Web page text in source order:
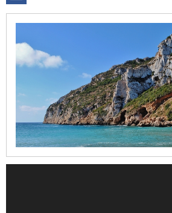
Cova
Moulins
à
Santuario
de
la
Mare
de